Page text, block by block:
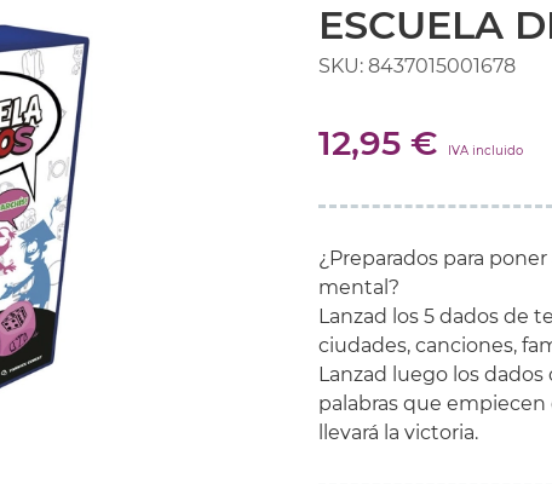
ESCUELA
SKU: 8437015001678
12,95 € IVA incluido
¿Preparados para
mental?
Lanzad los 5 dados de
ciudades, canciones,
Lanzad luego los dados
palabras que empiecen
llevará la victoria.